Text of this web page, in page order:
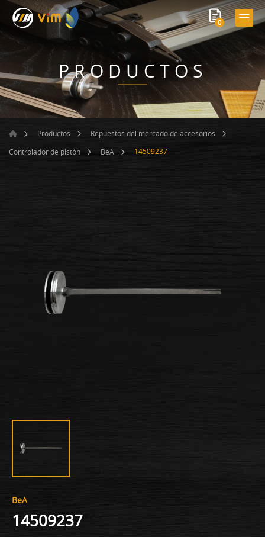
0
PRODUCTOS
Productos
Repuestos del mercado de accesorios
Controlador de pistón
BeA 14509237
BeA
14509237